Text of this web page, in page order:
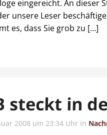
eingereicht. An dieser
unsere Leser
es, dass Sie grob zu […]
steckt in
2008 um 23:34 Uhr in